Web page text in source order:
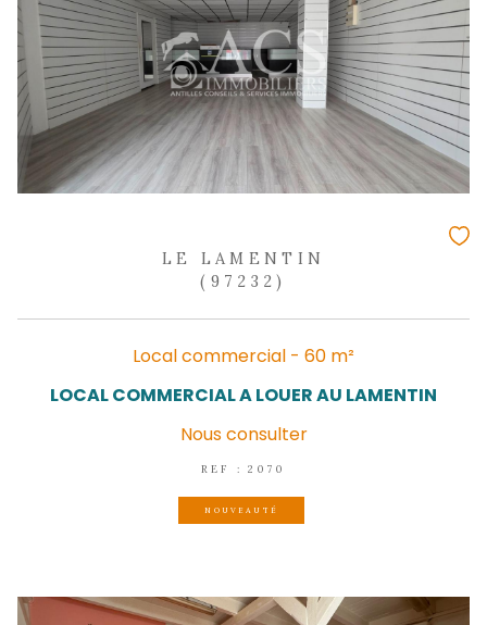
CASE-PILOTE
(97222)
Local commercial - 50 m²
Local commercial 50 m² Fond
PILOTE
REF : 2258
NOUVEAUTÉ